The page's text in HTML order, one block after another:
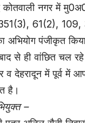
कोतवाली नगर में
61(2), 109,
अभियोग पंजीकृत
से ही वांछित चल
व देहरादून में पूर्व में
है।
–